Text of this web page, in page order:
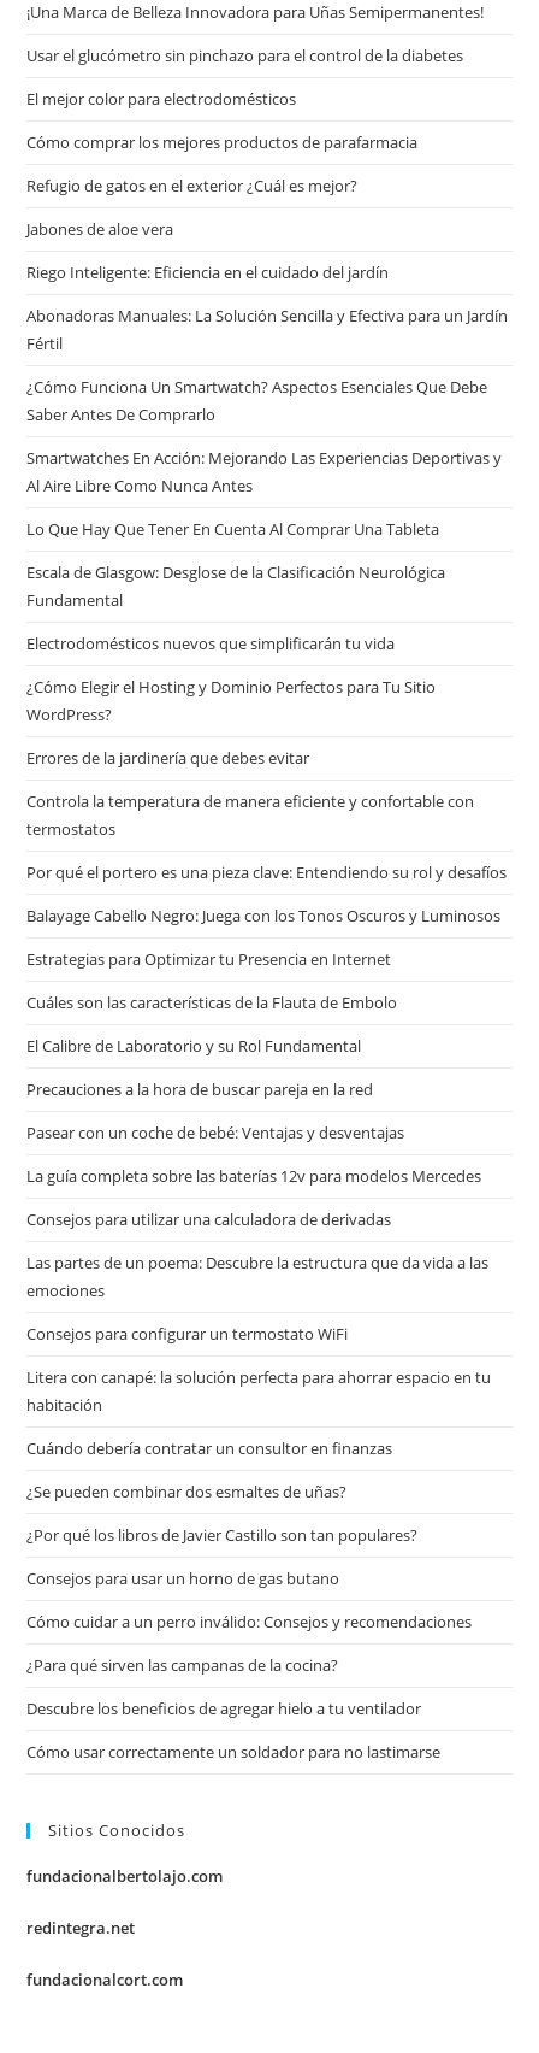
¡Una Marca de Belleza Innovadora para Uñas Semipermanentes!
Usar el glucómetro sin pinchazo para el control de la diabetes
El mejor color para electrodomésticos
Cómo comprar los mejores productos de parafarmacia
Refugio de gatos en el exterior ¿Cuál es mejor?
Jabones de aloe vera
Riego Inteligente: Eficiencia en el cuidado del jardín
Abonadoras Manuales: La Solución Sencilla y Efectiva para un Jardín
Fértil
¿Cómo Funciona Un Smartwatch? Aspectos Esenciales Que Debe
Saber Antes De Comprarlo
Smartwatches En Acción: Mejorando Las Experiencias Deportivas y
Al Aire Libre Como Nunca Antes
Lo Que Hay Que Tener En Cuenta Al Comprar Una Tableta
Escala de Glasgow: Desglose de la Clasificación Neurológica
Fundamental
Electrodomésticos nuevos que simplificarán tu vida
¿Cómo Elegir el Hosting y Dominio Perfectos para Tu Sitio
WordPress?
Errores de la jardinería que debes evitar
Controla la temperatura de manera eficiente y confortable con
termostatos
Por qué el portero es una pieza clave: Entendiendo su rol y desafíos
Balayage Cabello Negro: Juega con los Tonos Oscuros y Luminosos
Estrategias para Optimizar tu Presencia en Internet
Cuáles son las características de la Flauta de Embolo
El Calibre de Laboratorio y su Rol Fundamental
Precauciones a la hora de buscar pareja en la red
Pasear con un coche de bebé: Ventajas y desventajas
La guía completa sobre las baterías 12v para modelos Mercedes
Consejos para utilizar una calculadora de derivadas
Las partes de un poema: Descubre la estructura que da vida a las
emociones
Consejos para configurar un termostato WiFi
Litera con canapé: la solución perfecta para ahorrar espacio en tu
habitación
Cuándo debería contratar un consultor en finanzas
¿Se pueden combinar dos esmaltes de uñas?
¿Por qué los libros de Javier Castillo son tan populares?
Consejos para usar un horno de gas butano
Cómo cuidar a un perro inválido: Consejos y recomendaciones
¿Para qué sirven las campanas de la cocina?
Descubre los beneficios de agregar hielo a tu ventilador
Cómo usar correctamente un soldador para no lastimarse
Sitios Conocidos
fundacionalbertolajo.com
redintegra.net
fundacionalcort.com